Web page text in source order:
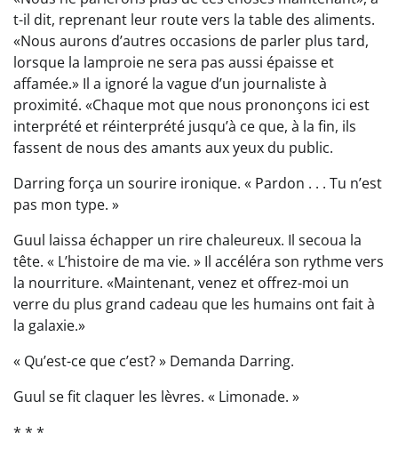
t-il dit, reprenant leur route vers la table des aliments.
«Nous aurons d’autres occasions de parler plus tard,
lorsque la lamproie ne sera pas aussi épaisse et
affamée.» Il a ignoré la vague d’un journaliste à
proximité. «Chaque mot que nous prononçons ici est
interprété et réinterprété jusqu’à ce que, à la fin, ils
fassent de nous des amants aux yeux du public.
Darring força un sourire ironique. « Pardon . . . Tu n’est
pas mon type. »
Guul laissa échapper un rire chaleureux. Il secoua la
tête. « L’histoire de ma vie. » Il accéléra son rythme vers
la nourriture. «Maintenant, venez et offrez-moi un
verre du plus grand cadeau que les humains ont fait à
la galaxie.»
« Qu’est-ce que c’est? » Demanda Darring.
Guul se fit claquer les lèvres. « Limonade. »
* * *